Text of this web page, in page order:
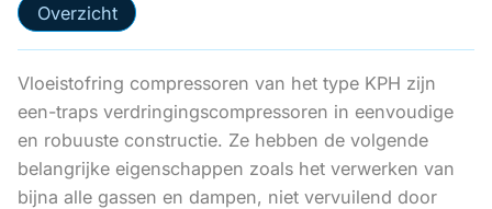
Overzicht
Vloeistofring compressoren van het type KPH zijn
een-traps verdringingscompressoren in eenvoudige
en robuuste constructie. Ze hebben de volgende
belangrijke eigenschappen zoals het verwerken van
bijna alle gassen en dampen, niet vervuilend door